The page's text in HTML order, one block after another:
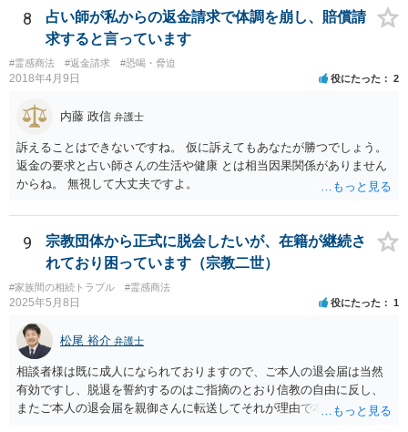
ですから。
8
占い師が私からの返金請求で体調を崩し、賠償請
求すると言っています
#霊感商法 #返金請求 #恐喝・脅迫
2018年4月9日 役にたった 2
内藤 政信 弁護士
訴えることはできないですね。 仮に訴えてもあなたが勝つでしょう。
返金の要求と占い師さんの生活や健康 とは相当因果関係がありません
からね。 無視して大丈夫ですよ。
9
宗教団体から正式に脱会したいが、在籍が継続さ
れており困っています（宗教二世）
#家族間の相続トラブル #霊感商法
2025年5月8日 役にたった 1
松尾 裕介 弁護士
相談者様は既に成人になられておりますので、ご本人の退会届は当然
有効ですし、脱退を誓約するのはご指摘のとおり信教の自由に反し、
またご本人の退会届を親御さんに転送してそれが理由で本部が退会に